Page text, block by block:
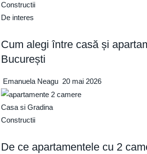
Constructii
De interes
Cum alegi între casă și
București
Emanuela Neagu 20 mai 2026
Casa si Gradina
Constructii
De ce apartamentele cu 2